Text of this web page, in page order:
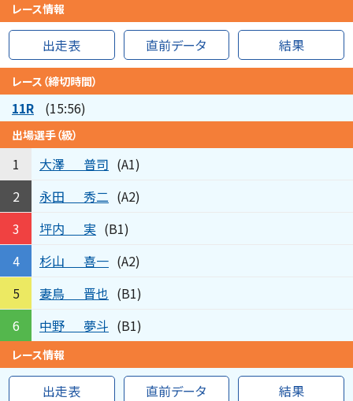
レース情報
出走表 直前データ 結果
レース（締切時間）
11R (15:56)
出場選手（級）
1 大澤 普司 (A1)
2
永田 秀二 (A2)
3
坪内 実 (B1)
4
杉山 喜一 (A2)
5
妻鳥 晋也 (B1)
6
中野 夢斗 (B1)
レース情報
出走表 直前データ 結果